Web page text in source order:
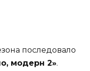
последовало
модерн 2».